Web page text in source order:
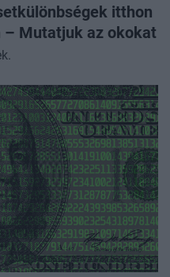
itthon
– Mutatjuk az okokat